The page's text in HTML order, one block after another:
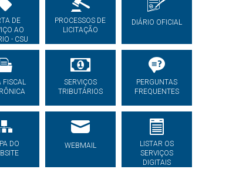
DE
AO
- CSU
PROCESSOS DE
LICITAÇÃO
DIÁRIO OFICIAL
FISCAL
SERVIÇOS
TRIBUTÁRIOS
PERGUNTAS
FREQUENTES
DO
WEBMAIL
LISTAR OS
SERVIÇOS
DIGITAIS